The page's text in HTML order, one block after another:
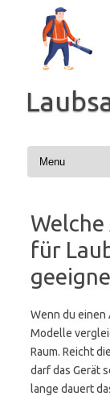
Inhalt
springen
für
Wenn du einen
Modelle
Raum. Reicht die
darf das Gerät
lange dauert